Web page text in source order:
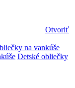
Otvoriť
na vankúše
Detské obliečky